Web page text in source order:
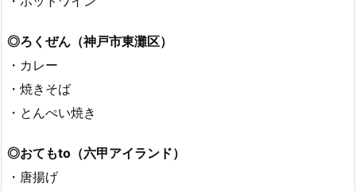
◎ろくぜん（神戸市東灘区）
・カレー
・焼きそば
・とんぺい焼き
◎おてもto（六甲アイランド）
・唐揚げ